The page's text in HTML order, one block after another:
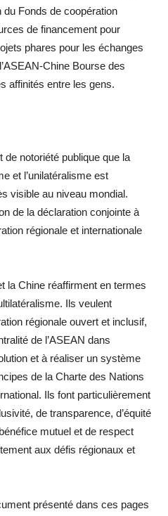
du Fonds de coopération
de financement pour
phares pour les échanges
Chine Bourse des
affinités entre les gens.
de notoriété publique que la
et l’unilatéralisme est
visible au niveau mondial.
de la déclaration conjointe à
régionale et internationale
la Chine réaffirment en termes
Ils veulent
régionale ouvert et inclusif,
de l’ASEAN dans
et à réaliser un système
de la Charte des Nations
Ils font particulièrement
de transparence, d’équité
mutuel et de respect
aux défis régionaux et
présenté dans ces pages